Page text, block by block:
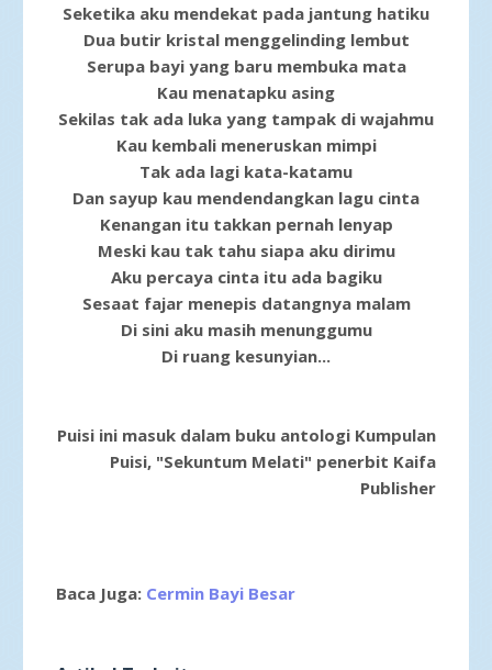
Seketika aku mendekat pada jantung hatiku
Dua butir kristal menggelinding lembut
Serupa bayi yang baru membuka mata
Kau menatapku asing
Sekilas tak ada luka yang tampak di wajahmu
Kau kembali meneruskan mimpi
Tak ada lagi kata-katamu
Dan sayup kau mendendangkan lagu cinta
Kenangan itu takkan pernah lenyap
Meski kau tak tahu siapa aku dirimu
Aku percaya cinta itu ada bagiku
Sesaat fajar menepis datangnya malam
Di sini aku masih menunggumu
Di ruang kesunyian...
Puisi ini masuk dalam buku antologi Kumpulan
Puisi, "Sekuntum Melati" penerbit Kaifa
Publisher
Baca Juga: Cermin Bayi Besar